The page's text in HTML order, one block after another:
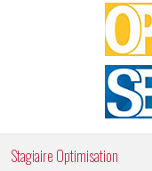
Stagiaire Optimisation